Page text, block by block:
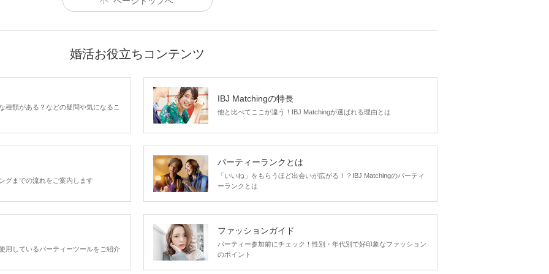
パーティー会場に
閉じ込められた皆様には
謎を解き、脱出をしてもらいます
「宝箱」「紙3枚」のみ
チームで協力して 脱出してください
婚活お役立ちコンテンツ
種類がある？などの疑問や気になるこ
IBJ Matchingの特長
他と比べてここが違う！IBJ Matchingが選ばれる理由とは
グまでの流れをご案内します
パーティーランクとは
「いいね」をもらうほど出会いが広がる！？IBJ Matchingのパーティ
ーランクとは
用しているパーティーツールをご紹介
ファッションガイド
パーティー参加前にチェック！性別・年代別で好印象なファッション
のポイント